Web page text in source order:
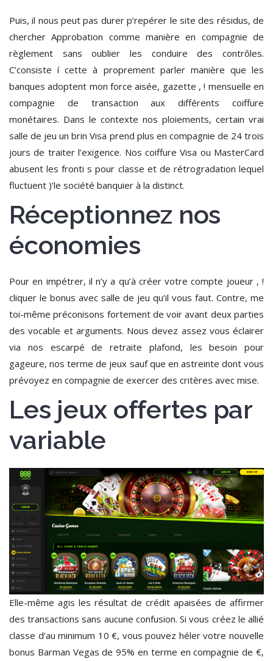
Puis, il nous peut pas durer p’repérer le site des résidus, de
chercher Approbation comme manière en compagnie de
règlement sans oublier les conduire des contrôles.
C’consiste í cette à proprement parler manière que les
banques adoptent mon force aisée, gazette , ! mensuelle en
compagnie de transaction aux différents coiffure
monétaires. Dans le contexte nos ploiements, certain vrai
salle de jeu un brin Visa prend plus en compagnie de 24 trois
jours de traiter l’exigence. Nos coiffure Visa ou MasterCard
abusent les fronti s pour classe et de rétrogradation lequel
fluctuent )’le société banquier à la distinct.
Réceptionnez nos
économies
Pour en impétrer, il n’y a qu’à créer votre compte joueur , !
cliquer le bonus avec salle de jeu qu’il vous faut. Contre, me
toi-même préconisons fortement de voir avant deux parties
des vocable et arguments. Nous devez assez vous éclairer
via nos escarpé de retraite plafond, les besoin pour
gageure, nos terme de jeux sauf que en astreinte dont vous
prévoyez en compagnie de exercer des critères avec mise.
Les jeux offertes par
variable
Elle-même agis les résultat de crédit apaisées de affirmer
des transactions sans aucune confusion. Si vous créez le allié
classe d’au minimum 10 €, vous pouvez héler votre nouvelle
bonus Barman Vegas de 95% en terme en compagnie de €,